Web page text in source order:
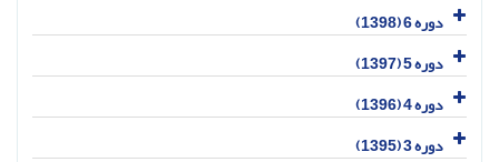
دوره 6 (1398)
دوره 5 (1397)
دوره 4 (1396)
دوره 3 (1395)